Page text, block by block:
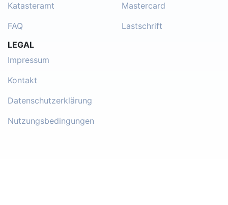
Katasteramt
FAQ
Mastercard
Lastschrift
LEGAL
Impressum
Kontakt
Datenschutzerklärung
Nutzungsbedingungen